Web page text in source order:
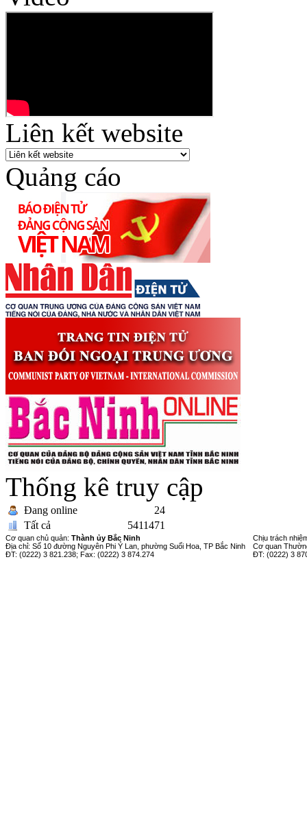
Liên kết website
Quảng cáo
Thống kê truy cập
Đang online
24
Tất cả
5411471
Cơ quan chủ quản: Thành ủy Bắc Ninh
Địa chỉ: Số 10 đường Nguyên Phi Ỷ Lan, phường Suối Hoa, TP Bắc Ninh
ĐT: (0222) 3 821.238; Fax: (0222) 3 874.274
Chịu trách
Cơ quan
ĐT: (0222) 3